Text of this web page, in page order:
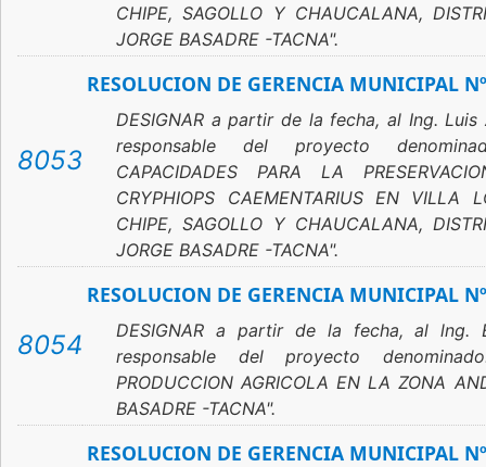
CHIPE, SAGOLLO Y CHAUCALANA,
JORGE BASADRE -TACNA".
8053
RESOLUCION DE GERENCIA MUNICIPAL
DESIGNAR a partir de la fecha, al Ing.
responsable del proyecto
CAPACIDADES PARA LA
CRYPHIOPS CAEMENTARIUS EN VILLA
CHIPE, SAGOLLO Y CHAUCALANA,
JORGE BASADRE -TACNA".
8054
RESOLUCION DE GERENCIA MUNICIPAL
DESIGNAR a partir de la fecha, al lng.
responsable del proyecto
PRODUCCION AGRICOLA EN LA ZONA
BASADRE -TACNA".
RESOLUCION DE GERENCIA MUNICIPAL